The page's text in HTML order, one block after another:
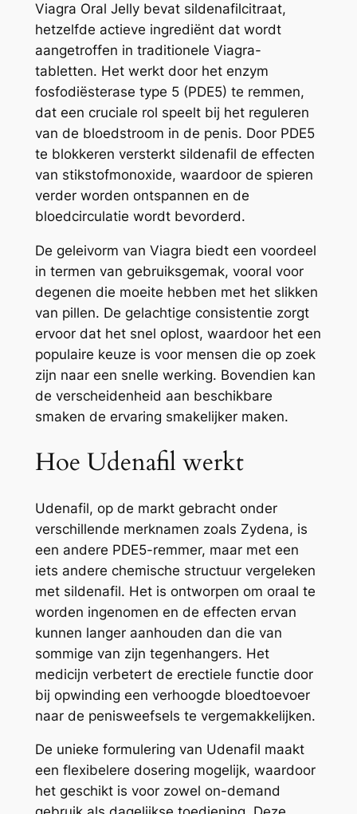
Viagra Oral Jelly bevat sildenafilcitraat,
hetzelfde actieve ingrediënt dat wordt
aangetroffen in traditionele Viagra-
tabletten. Het werkt door het enzym
fosfodiësterase type 5 (PDE5) te remmen,
dat een cruciale rol speelt bij het reguleren
van de bloedstroom in de penis. Door PDE5
te blokkeren versterkt sildenafil de effecten
van stikstofmonoxide, waardoor de spieren
verder worden ontspannen en de
bloedcirculatie wordt bevorderd.
De geleivorm van Viagra biedt een voordeel
in termen van gebruiksgemak, vooral voor
degenen die moeite hebben met het slikken
van pillen. De gelachtige consistentie zorgt
ervoor dat het snel oplost, waardoor het een
populaire keuze is voor mensen die op zoek
zijn naar een snelle werking. Bovendien kan
de verscheidenheid aan beschikbare
smaken de ervaring smakelijker maken.
Hoe Udenafil werkt
Udenafil, op de markt gebracht onder
verschillende merknamen zoals Zydena, is
een andere PDE5-remmer, maar met een
iets andere chemische structuur vergeleken
met sildenafil. Het is ontworpen om oraal te
worden ingenomen en de effecten ervan
kunnen langer aanhouden dan die van
sommige van zijn tegenhangers. Het
medicijn verbetert de erectiele functie door
bij opwinding een verhoogde bloedtoevoer
naar de penisweefsels te vergemakkelijken.
De unieke formulering van Udenafil maakt
een flexibelere dosering mogelijk, waardoor
het geschikt is voor zowel on-demand